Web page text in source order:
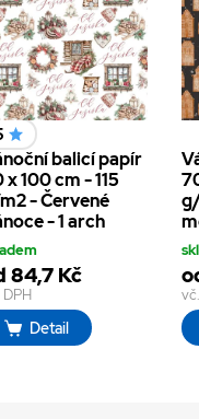
balicí papír
x 100 cm - 115
- Červené
- 1 arch
84,7 Kč
Detail